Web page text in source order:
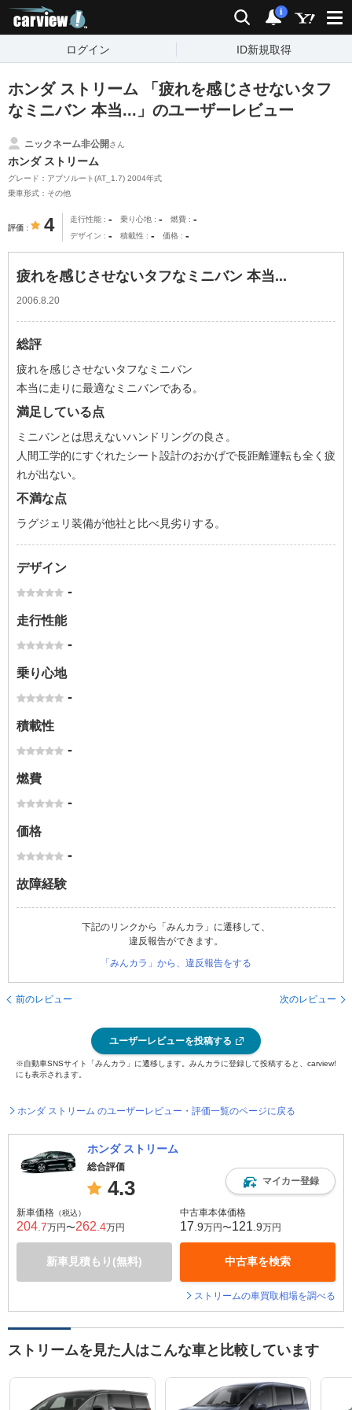
検索 通知
i
ログイン ID新規取得
ホンダ ストリーム 「疲れを感じさせないタフ
なミニバン 本当...」のユーザーレビュー
ニックネーム非公開さん
ホンダ ストリーム
グレード：アブソルート(AT_1.7) 2004年式
乗車形式：その他
評価 4 走行性能 - 乗り心地 - 燃費 -
デザイン - 積載性 - 価格 -
疲れを感じさせないタフなミニバン 本当...
2006.8.20
総評
疲れを感じさせないタフなミニバン
本当に走りに最適なミニバンである。
満足している点
ミニバンとは思えないハンドリングの良さ。
人間工学的にすぐれたシート設計のおかげで長距離運転も全く疲
れが出ない。
不満な点
ラグジェリ装備が他社と比べ見劣りする。
デザイン
-
走行性能
-
乗り心地
-
積載性
-
燃費
-
価格
-
故障経験
下記のリンクから「みんカラ」に遷移して、
違反報告ができます。
「みんカラ」から、違反報告をする
前のレビュー 次のレビュー
ユーザーレビューを投稿する
※自動車SNSサイト「みんカラ」に遷移します。みんカラに登録して投稿すると、carview!
にも表示されます。
ホンダ ストリーム のユーザーレビュー・評価一覧のページに戻る
ホンダ ストリーム
総合評価
4.3 マイカー登録
新車価格 （税込）
204 .7万円〜262 .4万円
新車見積もり(無料)
中古車本体価格
17 .9万円〜121 .9万円
中古車を検索
ストリームの車買取相場を調べる
ストリームを見た人はこんな車と比較しています